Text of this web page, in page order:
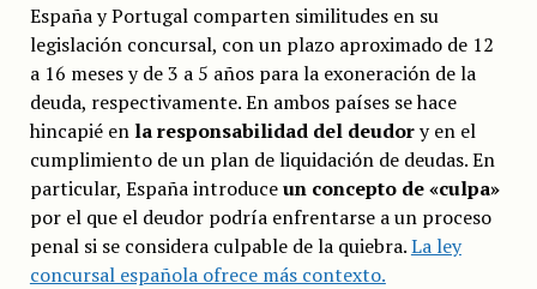
España y Portugal comparten similitudes en su
legislación concursal, con un plazo aproximado de 12
a 16 meses y de 3 a 5 años para la exoneración de la
deuda, respectivamente. En ambos países se hace
hincapié en laresponsabilidad del deudory en el
cumplimiento de un plan de liquidación de deudas. En
particular, España introduceun concepto de «culpa»
por el que el deudor podría enfrentarse a un proceso
penal si se considera culpable de la quiebra.La ley
concursal española ofrece más contexto.